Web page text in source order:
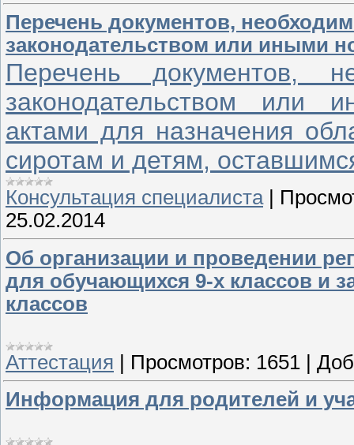
Перечень документов,
законодательством или иными
Перечень документов,
законодательством или
актами для назначения
сиротам и детям,
Консультация специалиста|
25.02.2014
Об организации и проведении
для обучающихся 9-х классов и
классов
Аттестация | Просмотров: 1651 |
Информация для родителей и